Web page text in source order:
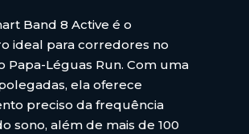
Band 8 Active é o
ideal para corredores no
Papa-Léguas Run. Com uma
ela oferece
preciso da frequência
sono, além de mais de 100